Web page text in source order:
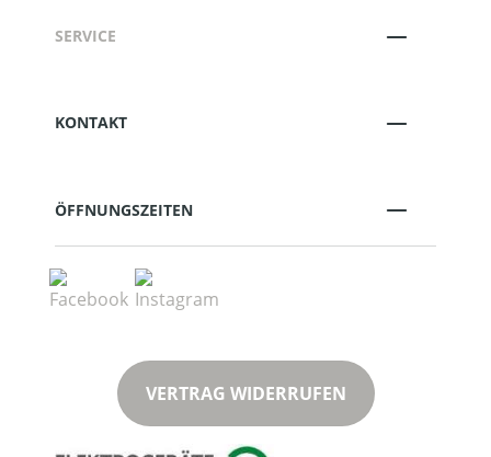
SERVICE
KONTAKT
ÖFFNUNGSZEITEN
VERTRAG WIDERRUFEN